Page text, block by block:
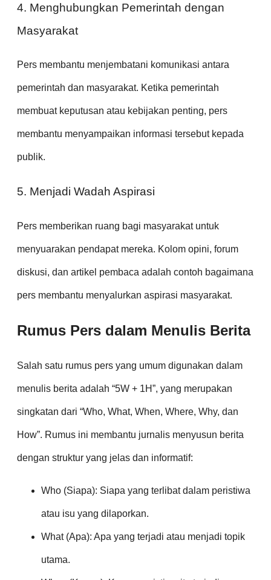
4. Menghubungkan Pemerintah dengan
Masyarakat
Pers membantu menjembatani komunikasi antara
pemerintah dan masyarakat. Ketika pemerintah
membuat keputusan atau kebijakan penting, pers
membantu menyampaikan informasi tersebut kepada
publik.
5. Menjadi Wadah Aspirasi
Pers memberikan ruang bagi masyarakat untuk
menyuarakan pendapat mereka. Kolom opini, forum
diskusi, dan artikel pembaca adalah contoh bagaimana
pers membantu menyalurkan aspirasi masyarakat.
Rumus Pers dalam Menulis Berita
Salah satu rumus pers yang umum digunakan dalam
menulis berita adalah “5W + 1H”, yang merupakan
singkatan dari “Who, What, When, Where, Why, dan
How”. Rumus ini membantu jurnalis menyusun berita
dengan struktur yang jelas dan informatif:
Who (Siapa): Siapa yang terlibat dalam peristiwa
atau isu yang dilaporkan.
What (Apa): Apa yang terjadi atau menjadi topik
utama.